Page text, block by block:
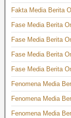
Fakta Media Berita
Fase Media Berita
Fase Media Berita
Fase Media Berita
Fase Media Berita
Fenomena Media
Fenomena Media
Fenomena Media